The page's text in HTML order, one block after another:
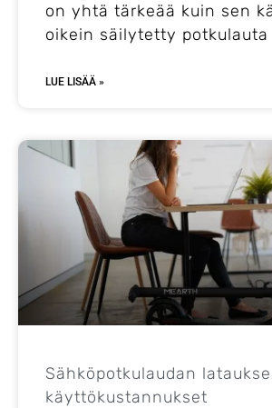
on yhtä tärkeää kuin sen
oikein säilytetty potkulauta
LUE LISÄÄ »
Sähköpotkulaudan
käyttökustannukset